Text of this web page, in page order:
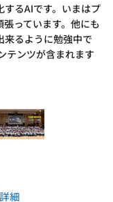
するAIです。いまはプ
っています。他にも
来るように勉強中で
テンツが含まれます
細